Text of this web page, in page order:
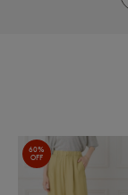
60%
OFF